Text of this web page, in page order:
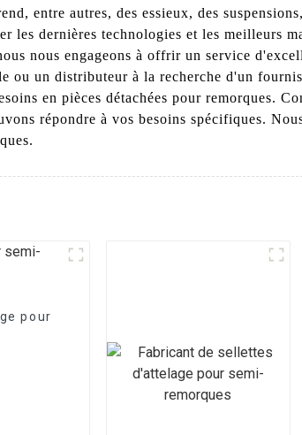
entre autres, des essieux, des
les dernières technologies et les meilleurs
nous engageons à offrir un service
ou un distributeur à la recherche d'un
en pièces détachées pour remorques.
répondre à vos besoins spécifiques.
pour